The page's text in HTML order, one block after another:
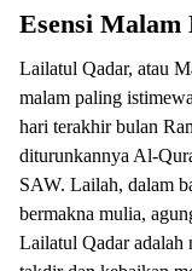
Esensi
Lailatul Qadar, atau
malam paling
hari terakhir bulan
diturunkannya Al-
SAW. Lailah, dalam
bermakna mulia,
Lailatul Qadar adalah